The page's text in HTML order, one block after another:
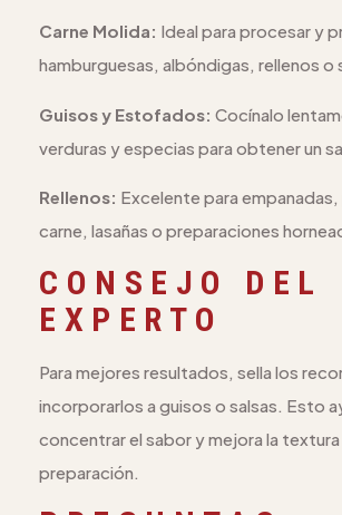
Carne Molida: Ideal para procesar y
hamburguesas, albóndigas, rellenos o
Guisos y Estofados: Cocínalo
verduras y especias para obtener un
Rellenos: Excelente para
carne, lasañas o preparaciones
CONSEJO DEL
EXPERTO
Para mejores resultados, sella los
incorporarlos a guisos o salsas. Esto
concentrar el sabor y mejora la textura
preparación.